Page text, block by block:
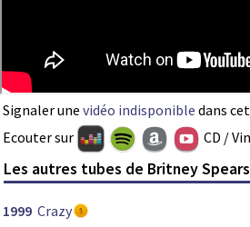
Signaler une vidéo indisponible dans
Ecouter sur
CD /
Les autres tubes de Britney Spears
1999 Crazy